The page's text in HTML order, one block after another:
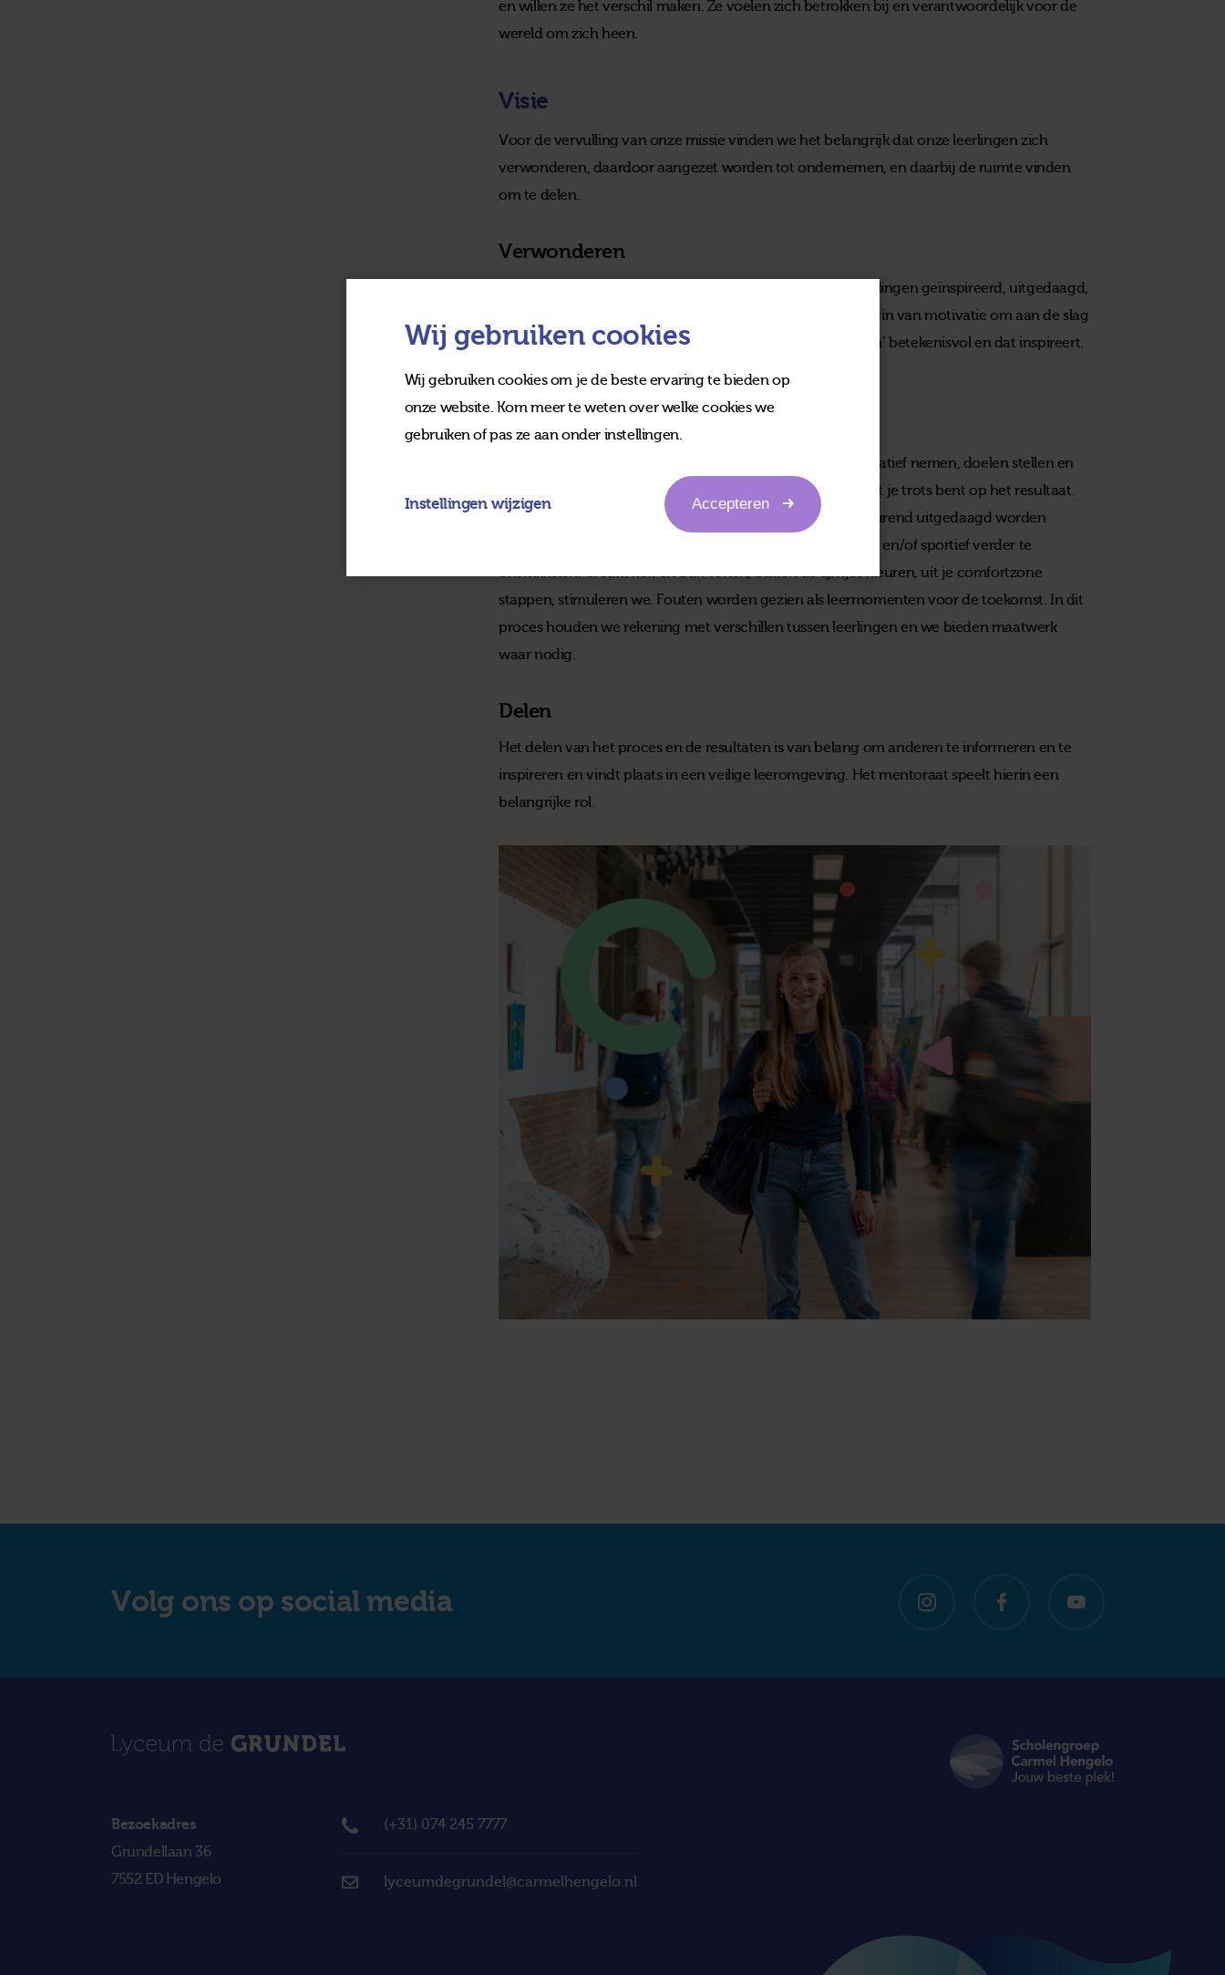
en willen ze het verschil maken. Ze voelen zich betrokken bij en verantwoordelijk voor de
wereld om zich heen.
Visie
Voor de vervulling van onze missie vinden we het belangrijk dat onze leerlingen zich
verwonderen, daardoor aangezet worden tot ondernemen, en daarbij de ruimte vinden
om te delen.
Verwonderen
Ons onderwijs start met verwonderen. Hierdoor raken leerlingen geïnspireerd, uitgedaagd,
worden ze in beweging gebracht. Verwondering is het begin van motivatie om aan de slag
te gaan. Want als je leert vanuit gedrevenheid, wordt ‘leren’ betekenisvol en dat inspireert.
Zo ontstaat een leerattitude vanuit intrinsieke motivatie.
Ondernemen
Verwondering zet aan tot onderzoek en ondernemen: initiatief nemen, doelen stellen en
waar nodig bijstellen, je eigenaar voelen van het proces tot je trots bent op het resultaat.
We gaan uit van formatief leren, waarbij leerlingen voortdurend uitgedaagd worden
zichzelf te verbeteren en zich intellectueel, sociaal, creatief en/of sportief verder te
ontwikkelen. Creativiteit en durf tonen, buiten de lijntjes kleuren, uit je comfortzone
stappen, stimuleren we. Fouten worden gezien als leermomenten voor de toekomst. In dit
proces houden we rekening met verschillen tussen leerlingen en we bieden maatwerk
waar nodig.
Delen
Het delen van het proces en de resultaten is van belang om anderen te informeren en te
inspireren en vindt plaats in een veilige leeromgeving. Het mentoraat speelt hierin een
belangrijke rol.
Volg ons op social media
Bezoekadres
Grundellaan 36
7552 ED Hengelo
(+31) 074 245 7777
lyceumdegrundel@carmelhengelo.nl
Wij gebruiken cookies
Wij gebruiken cookies om je de beste ervaring te bieden op
onze website. Kom meer te weten over welke cookies we
gebruiken of pas ze aan onder instellingen.
Instellingen wijzigen Accepteren